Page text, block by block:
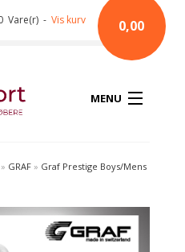
Vare(r) - Vis kurv 0,00
MENU
» GRAF » Graf Prestige Boys/Mens